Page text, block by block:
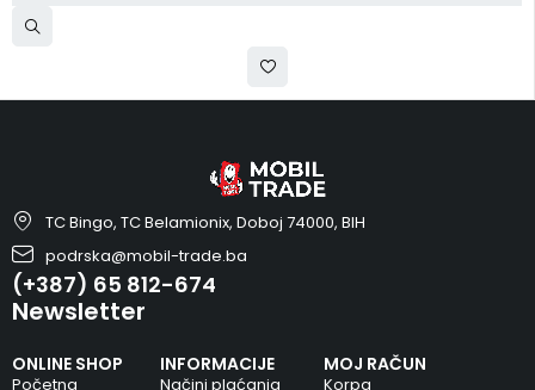
TC Bingo, TC Belamionix, Doboj 74000, BIH
podrska@mobil-trade.ba
(+387) 65 812-674
ONLINE SHOP
Početna
INFORMACIJE
Načini plaćanja
MOJ RAČUN
Korpa
Newsletter